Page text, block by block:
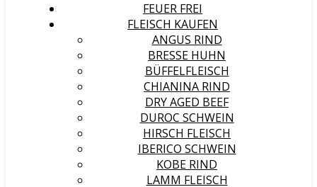
FEUER FREI
FLEISCH KAUFEN
ANGUS RIND
BRESSE HUHN
BÜFFELFLEISCH
CHIANINA RIND
DRY AGED BEEF
DUROC SCHWEIN
HIRSCH FLEISCH
IBERICO SCHWEIN
KOBE RIND
LAMM FLEISCH